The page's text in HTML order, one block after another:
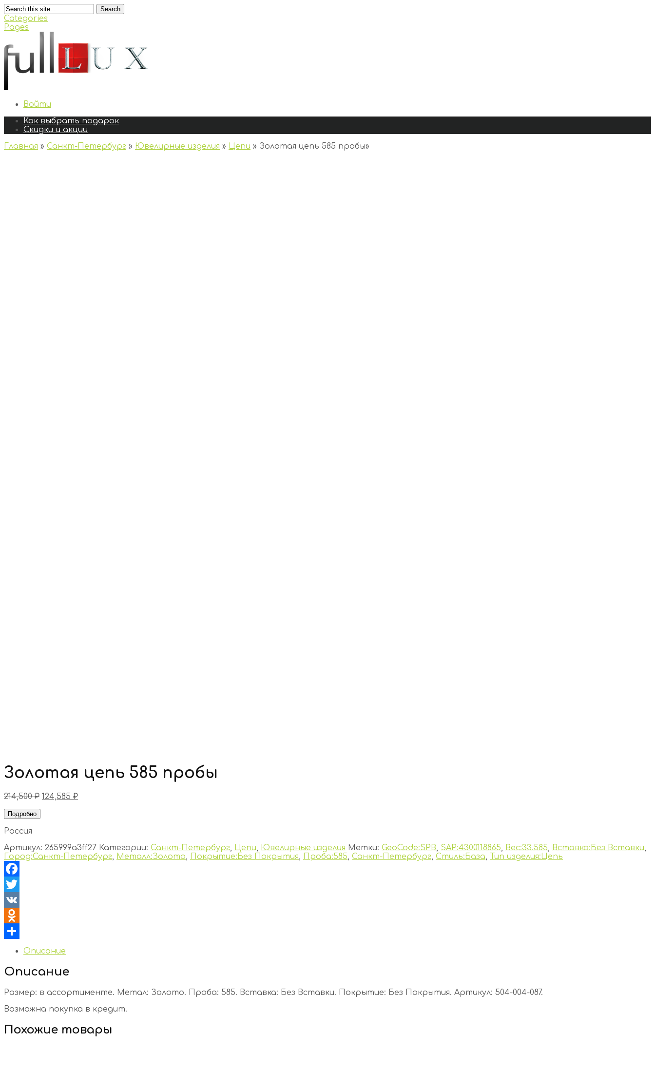
Search
Categories
Pages
Войти
Как выбрать подарок
Скидки и акции
Главная » Санкт-Петербург » Ювелирные изделия » Цепи » Золотая цепь 585 пробы»
Золотая цепь 585 пробы
214,500₽ 124,585 ₽
Подробно
Россия
Артикул: 265999a3ff27 Категории: Санкт-Петербург, Цепи, Ювелирные изделия Метки: GeoCode:SPB, SAP:4300118865, Вес:33.585, Вставка:Без Вставки,
Город:Санкт-Петербург, Металл:Золото, Покрытие:Без Покрытия, Проба:585, Санкт-Петербург, Стиль:База, Тип изделия:Цепь
Facebook
Twitter
VK
Odnoklassniki
Отправить
Описание
Описание
Размер: в ассортименте. Метал: Золото. Проба: 585. Вставка: Без Вставки. Покрытие: Без Покрытия. Артикул: 504-004-087.
Возможна покупка в кредит.
Похожие товары